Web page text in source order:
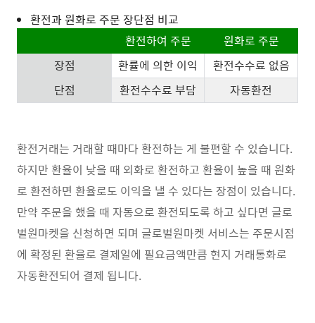
환전과 원화로 주문 장단점 비교
환전하여 주문
원화로 주문
장점
환률에 의한 이익
환전수수료 없음
단점
환전수수료 부담 자동환전
환전거래는 거래할 때마다 환전하는 게 불편할 수 있습니다.
하지만 환율이 낮을 때 외화로 환전하고 환율이 높을 때 원화
로 환전하면 환율로도 이익을 낼 수 있다는 장점이 있습니다.
만약 주문을 했을 때 자동으로 환전되도록 하고 싶다면 글로
벌원마켓을 신청하면 되며 글로벌원마켓 서비스는 주문시점
에 확정된 환율로 결제일에 필요금액만큼 현지 거래통화로
자동환전되어 결제 됩니다.